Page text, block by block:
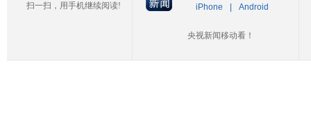
扫一扫，用手机继续阅读! iPhone Android
央视新闻移动看！